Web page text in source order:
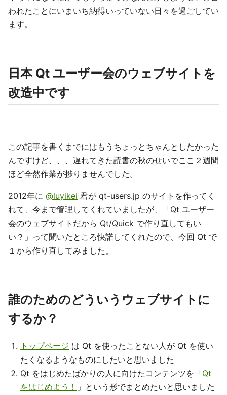
われたことにいまいち納得いっていない日々を過ごしてい
ます。
日本 Qt ユーザー会のウェブサイトを
改造中です
この記事を書くまでにはもうちょっとちゃんとしたかった
んですけど、、、遅れてきた読書の秋のせいでここ２週間
ほど全然作業が捗りませんでした。
2012年に @luyikei 君が qt-users.jp のサイトを作ってく
れて、今まで管理してくれていましたが、「Qt ユーザー
会のウェブサイトだから Qt/Quick で作り直してもい
い？」って聞いたところ快諾してくれたので、今回 Qt で
１から作り直してみました。
誰のためのどういうウェブサイトに
するか？
トップページ は Qt を使ったことない人が Qt を使い
たくなるようなものにしたいと思いました
Qt をはじめたばかりの人に向けたコンテンツを「Qt
をはじめよう！ 」という形でまとめたいと思いました